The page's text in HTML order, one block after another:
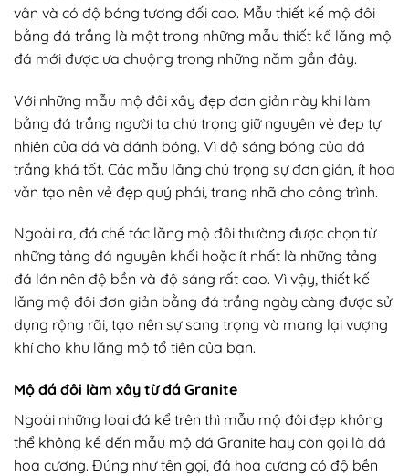
vân và có độ bóng tương đối cao. Mẫu thiết kế mộ đôi
bằng đá trắng là một trong những mẫu thiết kế lăng mộ
đá mới được ưa chuộng trong những năm gần đây.
Với những mẫu mộ đôi xây đẹp đơn giản này khi làm
bằng đá trắng người ta chú trọng giữ nguyên vẻ đẹp tự
nhiên của đá và đánh bóng. Vì độ sáng bóng của đá
trắng khá tốt. Các mẫu lăng chú trọng sự đơn giản, ít hoa
văn tạo nên vẻ đẹp quý phái, trang nhã cho công trình.
Ngoài ra, đá chế tác lăng mộ đôi thường được chọn từ
những tảng đá nguyên khối hoặc ít nhất là những tảng
đá lớn nên độ bền và độ sáng rất cao. Vì vậy, thiết kế
lăng mộ đôi đơn giản bằng đá trắng ngày càng được sử
dụng rộng rãi, tạo nên sự sang trọng và mang lại vượng
khí cho khu lăng mộ tổ tiên của bạn.
Mộ đá đôi làm xây từ đá Granite
Ngoài những loại đá kể trên thì mẫu mộ đôi đẹp không
thể không kể đến mẫu mộ đá Granite hay còn gọi là đá
hoa cương. Đúng như tên gọi, đá hoa cương có độ bền